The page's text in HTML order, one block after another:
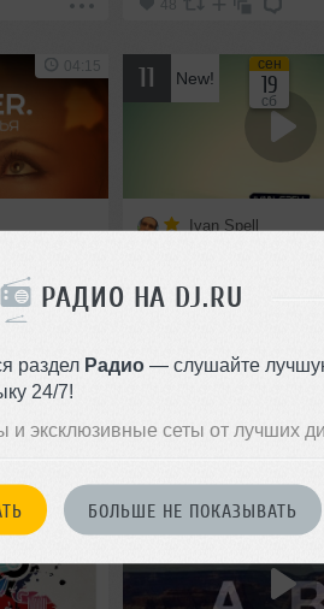
РАДИО НА DJ.RU
раздел Радио — слушайте
24/7!
и эксклюзивные сеты от лучших
БОЛЬШЕ НЕ ПОКАЗЫВАТЬ
[Which
04:15 11 New!
Ivan Spell
Авторский трек
сен
19
сб
06:06 13 New!